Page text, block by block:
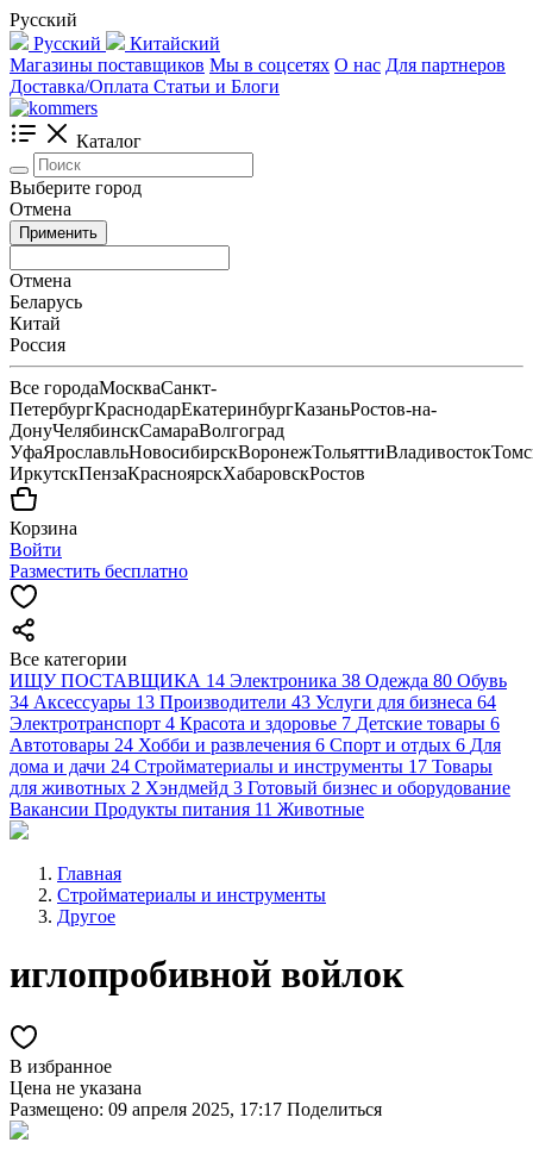
Русский
Русский
Китайский
Магазины поставщиков Мы в соцсетях О нас Для партнеров
Доставка/Оплата Статьи и Блоги
Каталог
Выберите город
Отмена
Применить
Отмена
Беларусь
Китай
Россия
Все городаМоскваСанкт-
ПетербургКраснодарЕкатеринбургКазаньРостов-на-
ДонуЧелябинскСамараВолгоград
УфаЯрославльНовосибирскВоронежТольяттиВладивосток
ИркутскПензаКрасноярскХабаровскРостов
Корзина
Войти
Разместить бесплатно
Все категории
ИЩУ ПОСТАВЩИКА 14 Электроника 38 Одежда 80 Обувь
34 Аксессуары 13 Производители 43 Услуги для бизнеса 64
Электротранспорт 4 Красота и здоровье 7 Детские товары 6
Автотовары 24 Хобби и развлечения 6 Спорт и отдых 6 Для
дома и дачи 24 Стройматериалы и инструменты 17 Товары
для животных 2 Хэндмейд 3 Готовый бизнес и оборудование
Вакансии Продукты питания 11 Животные
Главная
Стройматериалы и инструменты
Другое
иглопробивной войлок
В избранное
Цена не указана
Размещено: 09 апреля 2025, 17:17 Поделиться